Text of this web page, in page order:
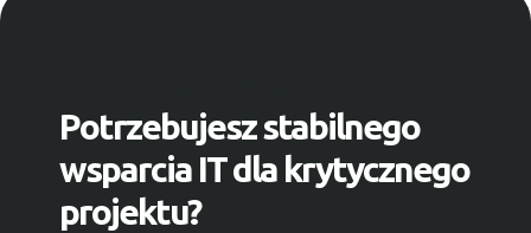
Potrzebujesz stabilnego
wsparcia IT dla krytycznego
projektu?